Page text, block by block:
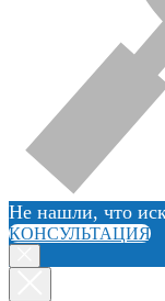
Не нашли, что
КОНСУЛЬТАЦИЯ